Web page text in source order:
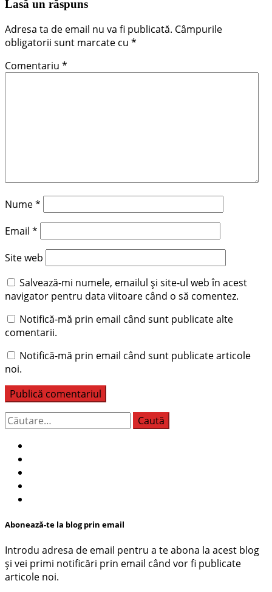
Lasă un răspuns
Adresa ta de email nu va fi publicată. Câmpurile
obligatorii sunt marcate cu *
Comentariu *
Nume*
Email *
Site web
Salvează-mi numele, emailul și site-ul web în acest
navigator pentru data viitoare când o să comentez.
Notifică-mă prin email când sunt publicate alte
comentarii.
Notifică-mă prin email când sunt publicate articole
noi.
Caută
după:
Abonează-te la blog prin email
Introdu adresa de email pentru a te abona la acest blog
și vei primi notificări prin email când vor fi publicate
articole noi.